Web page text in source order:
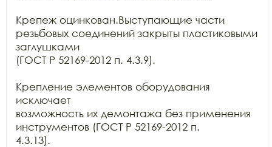
Крепеж оцинкован.Выступающие части
резьбовых соединений закрыты пластиковыми
заглушками
(ГОСТ Р 52169-2012 п. 4.3.9).
Крепление элементов оборудования
исключает
возможность их демонтажа без применения
инструментов (ГОСТ Р 52169-2012 п.
4.3.13).